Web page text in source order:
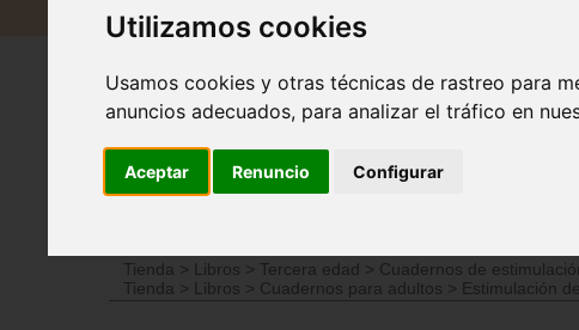
Utilizamos cookies
Usamos cookies y otras técnicas de rastreo para
anuncios adecuados, para analizar el tráfico en
Aceptar Renuncio Configurar
Revista Libros Material
Tienda
> Libros > Tercera edad > Cuadernos de
Tienda
> Libros > Cuadernos para adultos > Estimulación